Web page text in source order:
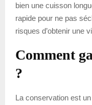
bien une cuisson
rapide pour ne pas
risques d’obtenir une
Comment
?
La conservation est